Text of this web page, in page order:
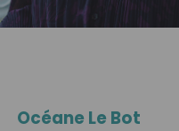
Océane Le Bot